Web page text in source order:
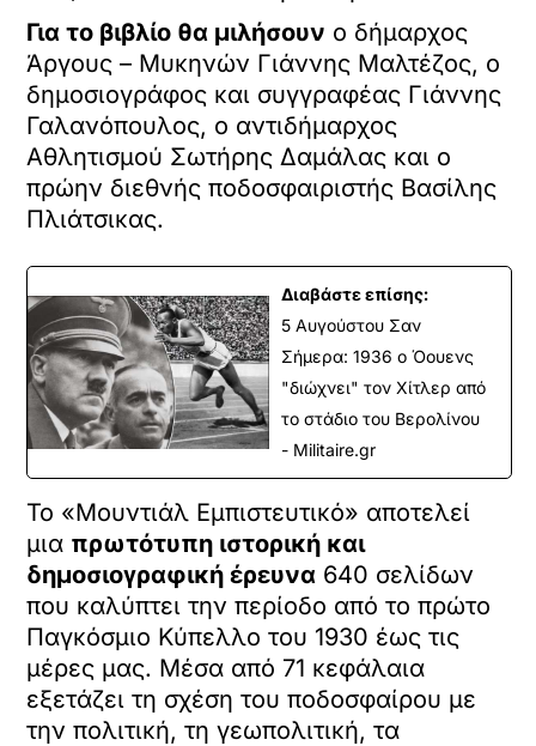
Για το βιβλίο θα μιλήσουν ο δήμαρχος
Άργους – Μυκηνών Γιάννης Μαλτέζος, ο
δημοσιογράφος και συγγραφέας Γιάννης
Γαλανόπουλος, ο αντιδήμαρχος
Αθλητισμού Σωτήρης Δαμάλας και ο
πρώην διεθνής ποδοσφαιριστής Βασίλης
Πλιάτσικας.
Διαβάστε επίσης:
5 Αυγούστου Σαν
Σήμερα: 1936 ο Όουενς
"διώχνει" τον Χίτλερ από
το στάδιο του Βερολίνου
- Militaire.gr
Το «Μουντιάλ Εμπιστευτικό» αποτελεί
μια πρωτότυπη ιστορική και
δημοσιογραφική έρευνα 640 σελίδων
που καλύπτει την περίοδο από το πρώτο
Παγκόσμιο Κύπελλο του 1930 έως τις
μέρες μας. Μέσα από 71 κεφάλαια
εξετάζει τη σχέση του ποδοσφαίρου με
την πολιτική, τη γεωπολιτική, τα